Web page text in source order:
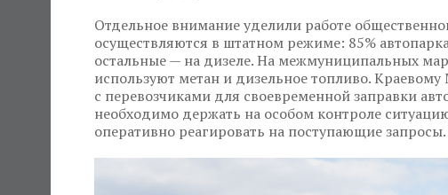
Отдельное внимание уделили работе
осуществляются в штатном режиме: 85%
остальные — на дизеле. На межмуниципальных
используют метан и дизельное топливо.
с перевозчиками для своевременной заправки
необходимо держать на особом контроле
оперативно реагировать на поступающие запросы.